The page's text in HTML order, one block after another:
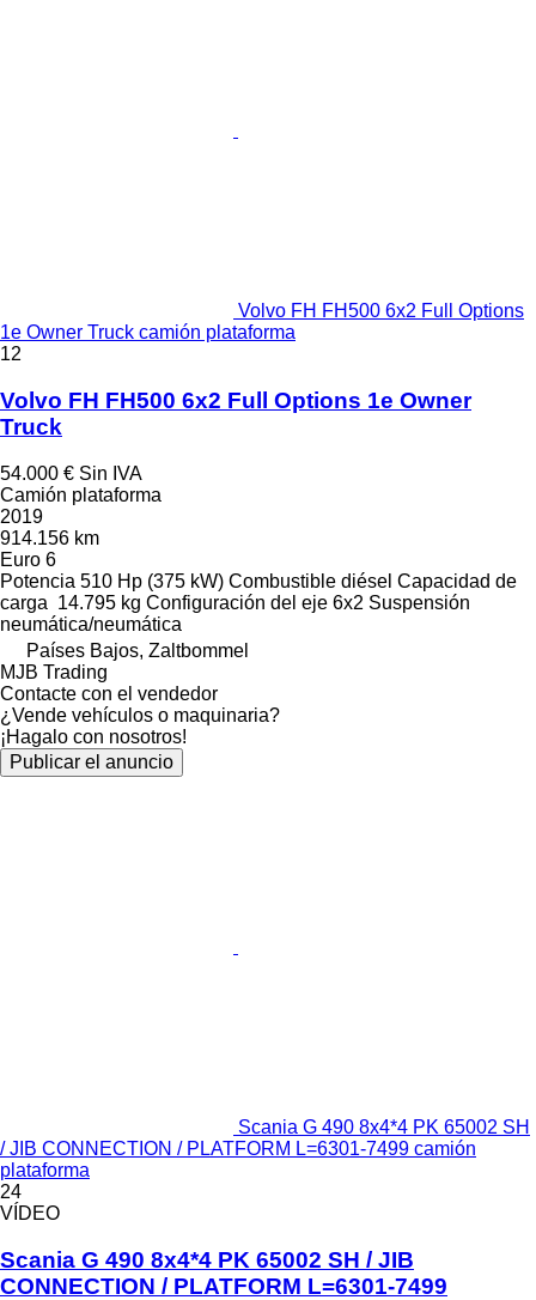
Volvo FH FH500 6x2 Full Options
1e Owner Truck camión plataforma
12
Volvo FH FH500 6x2 Full Options 1e Owner
Truck
54.000 € Sin IVA
Camión plataforma
2019
914.156 km
Euro 6
Potencia 510 Hp (375 kW) Combustible diésel Capacidad de
carga 14.795 kg Configuración del eje 6x2 Suspensión
neumática/neumática
Países Bajos, Zaltbommel
MJB Trading
Contacte con el vendedor
¿Vende vehículos o maquinaria?
¡Hagalo con nosotros!
Publicar el anuncio
Scania G 490 8x4*4 PK 65002 SH
/ JIB CONNECTION / PLATFORM L=6301-7499 camión
plataforma
24
VÍDEO
Scania G 490 8x4*4 PK 65002 SH / JIB
CONNECTION / PLATFORM L=6301-7499